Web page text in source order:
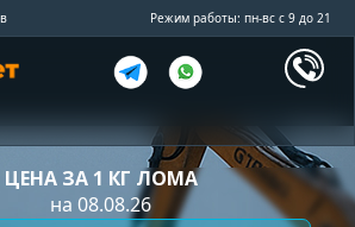
Режим работы: пн-вс с 9 до 21
ЦЕНА ЗА 1 КГ ЛОМА
на 08.08.26